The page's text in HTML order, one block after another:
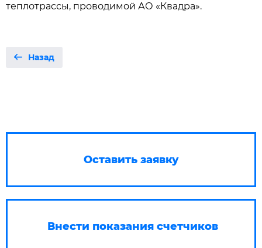
теплотрассы, проводимой АО «Квадра».
Назад
Оставить заявку
Внести показания счетчиков